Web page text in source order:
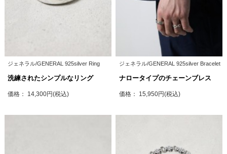
ジェネラル/GENERAL 925silver Ring
洗練されたシンプルなリング
価格： 14,300円(税込)
ジェネラル/GENERAL 925silver Bracelet
ナロータイプのチェーンブレス
価格： 15,950円(税込)